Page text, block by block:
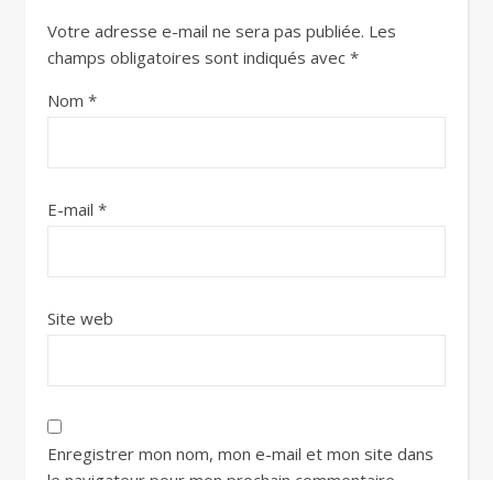
Votre adresse e-mail ne sera pas publiée. Les
champs obligatoires sont indiqués avec *
Nom *
E-mail *
Site web
Enregistrer mon nom, mon e-mail et mon site dans